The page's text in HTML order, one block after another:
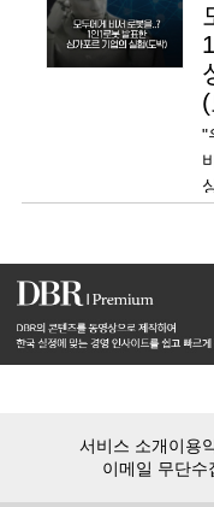
"
서비스 소개이용
이메일 무단수